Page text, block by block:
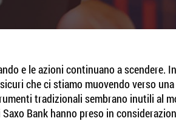
e le azioni continuano a scendere.
che ci stiamo muovendo verso
tradizionali sembrano inutili al
Bank hanno preso in